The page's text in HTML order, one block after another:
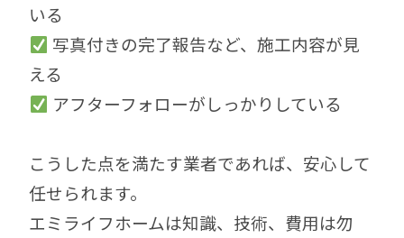
いる
写真付きの完了報告など、施工内容が見
える
アフターフォローがしっかりしている
こうした点を満たす業者であれば、安心して
任せられます。
エミライフホームは知識、技術、費用は勿